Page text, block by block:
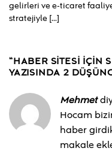
gelirleri ve e-ticaret
stratejiyle [...]
“HABER SITESI IÇIN
YAZISINDA 2
Mehmet
Hocam
haber
makale